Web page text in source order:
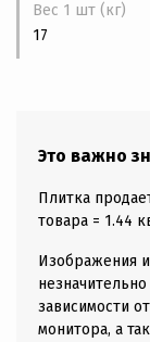
Вес 1 шт (кг)
17
Это важно
Плитка
товара = 1.44
Изображения
зависимости
монитора, а